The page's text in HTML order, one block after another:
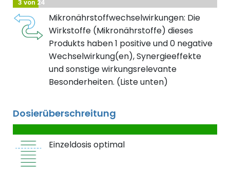
3 von 24
Mikronährstoffwechselwirkungen: Die
Wirkstoffe (Mikronährstoffe) dieses
Produkts haben 1 positive und 0 negative
Wechselwirkung(en), Synergieeffekte
und sonstige wirkungsrelevante
Besonderheiten. (Liste unten)
Dosierüberschreitung
Einzeldosis optimal